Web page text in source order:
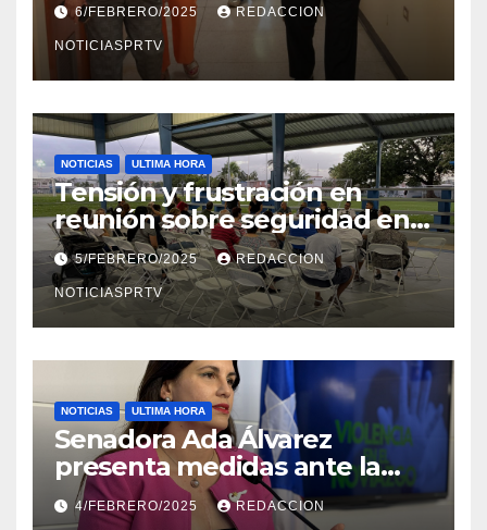
en Mayagüez
6/FEBRERO/2025 REDACCION
NOTICIASPRTV
NOTICIAS ULTIMA HORA
Tensión y frustración en
reunión sobre seguridad en
Reparto Metropolitano
5/FEBRERO/2025 REDACCION
NOTICIASPRTV
NOTICIAS ULTIMA HORA
Senadora Ada Álvarez
presenta medidas ante la
violencia en el noviazgo
4/FEBRERO/2025 REDACCION